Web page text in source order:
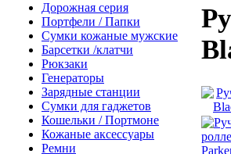
Дорожная серия
Портфели / Папки
Сумки кожаные мужские
Барсетки /клатчи
Рюкзаки
Генераторы
Зарядные станции
Сумки для гаджетов
Кошельки / Портмоне
Кожаные аксессуары
Ремни